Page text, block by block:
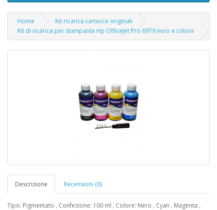
Home
Kit ricarica cartucce originali
Kit di ricarica per stampante Hp OfficeJet Pro 6979 nero e colore
Descrizione Recensioni (0)
Tipo: Pigmentato , Confezione: 100 ml , Colore: Nero , Cyan , Magenta ,